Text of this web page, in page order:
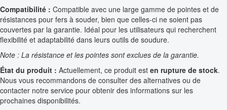
Compatibilité : Compatible avec une large gamme de pointes et de
résistances pour fers à souder, bien que celles-ci ne soient pas
couvertes par la garantie. Idéal pour les utilisateurs qui recherchent
flexibilité et adaptabilité dans leurs outils de soudure.
Note : La résistance et les pointes sont exclues de la garantie.
État du produit : Actuellement, ce produit est en rupture de stock.
Nous vous recommandons de consulter des alternatives ou de
contacter notre service pour obtenir des informations sur les
prochaines disponibilités.